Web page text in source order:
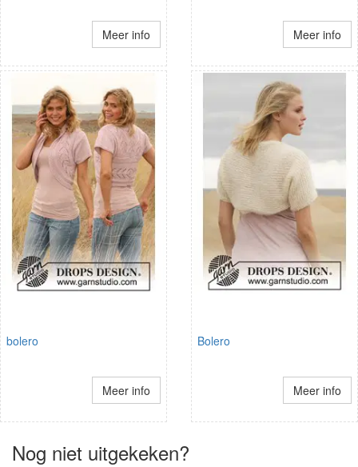
Meer info Meer info
bolero
Meer info
Bolero
Meer info
Nog niet uitgekeken?